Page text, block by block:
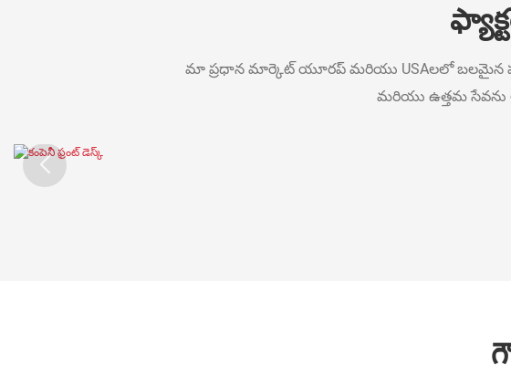
మా ప్రధాన మార్కెట్ యూరప్ మరియు USAలలో బలమైన
మరియు ఉత్తమ సేవను